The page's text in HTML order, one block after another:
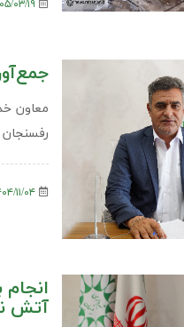
جمع‌آوری ۵۰‌هزار تن
۱۴۰۴/۱۱/۰۴
آتش